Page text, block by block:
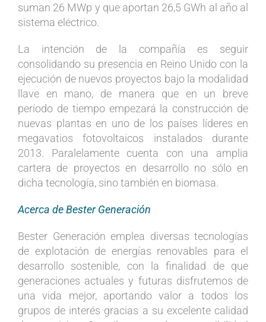
suman 26 MWp y que aportan 26,5 GWh al año al
sistema eléctrico.
La intención de la compañía es seguir
consolidando su presencia en Reino Unido con la
ejecución de nuevos proyectos bajo la modalidad
llave en mano, de manera que en un breve
período de tiempo empezará la construcción de
nuevas plantas en uno de los países líderes en
megavatios fotovoltaicos instalados durante
2013. Paralelamente cuenta con una amplia
cartera de proyectos en desarrollo no sólo en
dicha tecnología, sino también en biomasa.
Acerca de Bester Generación
Bester Generación emplea diversas tecnologías
de explotación de energías renovables para el
desarrollo sostenible, con la finalidad de que
generaciones actuales y futuras disfrutemos de
una vida mejor, aportando valor a todos los
grupos de interés gracias a su excelente calidad